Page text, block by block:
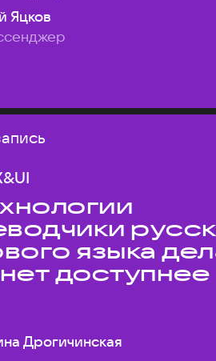
Яцков
языка
доступнее
Дрогичинская